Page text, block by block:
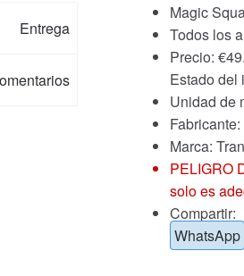
Entrega
Magic
Todos los
Precio: €
Estado del
Unidad de
Marca:
PELIGRO
solo es
Compartir:
WhatsApp